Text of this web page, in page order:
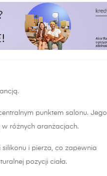
punktem salonu. Jego
w różnych aranżacjach.
i pierza, co zapewnia
pozycji ciała.